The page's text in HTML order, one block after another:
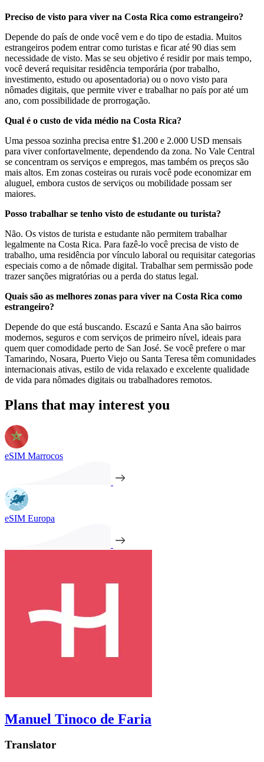
Preciso de visto para viver na Costa Rica como estrangeiro?
Depende do país de onde você vem e do tipo de estadia. Muitos
estrangeiros podem entrar como turistas e ficar até 90 dias sem
necessidade de visto. Mas se seu objetivo é residir por mais tempo,
você deverá requisitar residência temporária (por trabalho,
investimento, estudo ou aposentadoria) ou o novo visto para
nômades digitais, que permite viver e trabalhar no país por até um
ano, com possibilidade de prorrogação.
Qual é o custo de vida médio na Costa Rica?
Uma pessoa sozinha precisa entre $1.200 e 2.000 USD mensais
para viver confortavelmente, dependendo da zona. No Vale Central
se concentram os serviços e empregos, mas também os preços são
mais altos. Em zonas costeiras ou rurais você pode economizar em
aluguel, embora custos de serviços ou mobilidade possam ser
maiores.
Posso trabalhar se tenho visto de estudante ou turista?
Não. Os vistos de turista e estudante não permitem trabalhar
legalmente na Costa Rica. Para fazê-lo você precisa de visto de
trabalho, uma residência por vínculo laboral ou requisitar categorias
especiais como a de nômade digital. Trabalhar sem permissão pode
trazer sanções migratórias ou a perda do status legal.
Quais são as melhores zonas para viver na Costa Rica como
estrangeiro?
Depende do que está buscando. Escazú e Santa Ana são bairros
modernos, seguros e com serviços de primeiro nível, ideais para
quem quer comodidade perto de San José. Se você prefere o mar
Tamarindo, Nosara, Puerto Viejo ou Santa Teresa têm comunidades
internacionais ativas, estilo de vida relaxado e excelente qualidade
de vida para nômades digitais ou trabalhadores remotos.
Plans that may interest you
eSIM Marrocos
eSIM Europa
Manuel Tinoco de Faria
Translator